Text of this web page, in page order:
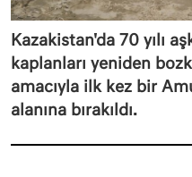
Kazakistan'da 70 yılı
kaplanları yeniden
amacıyla ilk kez bir
alanına bırakıldı.